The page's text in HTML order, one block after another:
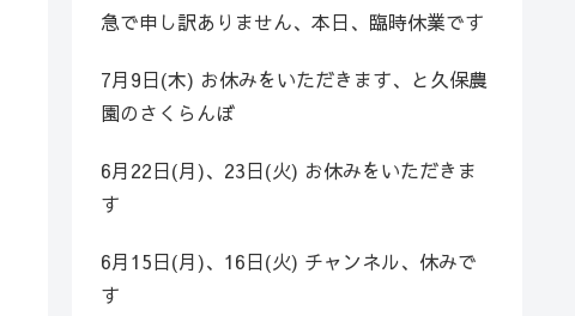
急で申し訳ありません、本日、臨時休業です
7月9日(木) お休みをいただきます、と久保農
園のさくらんぼ
6月22日(月)、23日(火) お休みをいただきま
す
6月15日(月)、16日(火) チャンネル、休みで
す